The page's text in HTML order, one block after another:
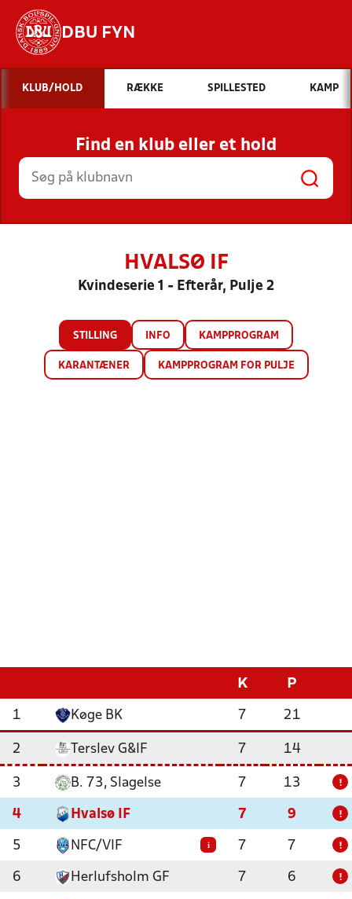
DBU FYN
Hvad vil du søge efter?
INDHOLD OG NYHEDER
STILLINGER, RESULTATER, KLUBBER OG
HOLD
KLUB/HOLD RÆKKE SPILLESTED KAMP
Find en klub eller et hold
HVALSØ IF
Kvindeserie 1 - Efterår, Pulje 2
STILLING INFO KAMPPROGRAM
KARANTÆNER KAMPPROGRAM FOR PULJE
K P
1 Køge BK 7 21
2 Terslev G&IF 7 14
3 B. 73, Slagelse 7 13 !
4 Hvalsø IF 7 9 !
5 NFC/VIF i 7 7 !
6 Herlufsholm GF 7 6 !